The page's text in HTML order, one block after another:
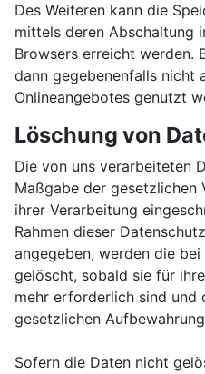
Des Weiteren kann die
mittels deren Abschaltung
Browsers erreicht werden.
dann gegebenenfalls nicht
Onlineangebotes genutzt
Löschung von
Die von uns verarbeiteten
Maßgabe der
ihrer Verarbeitung
Rahmen dieser
angegeben, werden die
gelöscht, sobald sie für
mehr erforderlich sind und
gesetzlichen
Sofern die Daten nicht